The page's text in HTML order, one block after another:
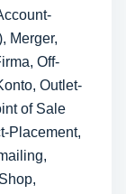
Merger,
Off-
Outlet-
of Sale
Placement,